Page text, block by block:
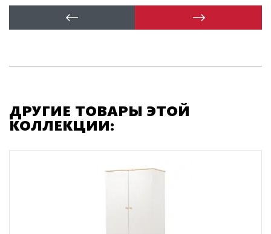
ДРУГИЕ ТОВАРЫ ЭТОЙ
КОЛЛЕКЦИИ: